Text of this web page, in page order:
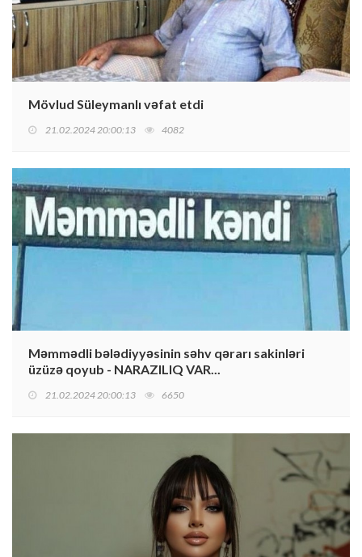
Mövlud Süleymanlı vəfat etdi
21.02.2024 20:00:13 4082
Məmmədli bələdiyyəsinin səhv qərarı sakinləri
üzüzə qoyub - NARAZILIQ VAR...
21.02.2024 20:00:13 6650